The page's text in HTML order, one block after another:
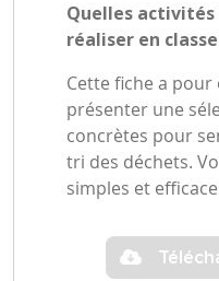
Quelles
réaliser en
Cette fiche a
présenter une
concrètes pour
tri des déchets.
simples et